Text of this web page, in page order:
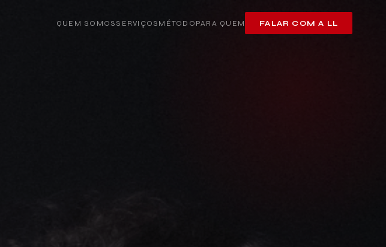
QUEM SOMOS SERVIÇOS MÉTODO PARA QUEM FALAR COM A LL